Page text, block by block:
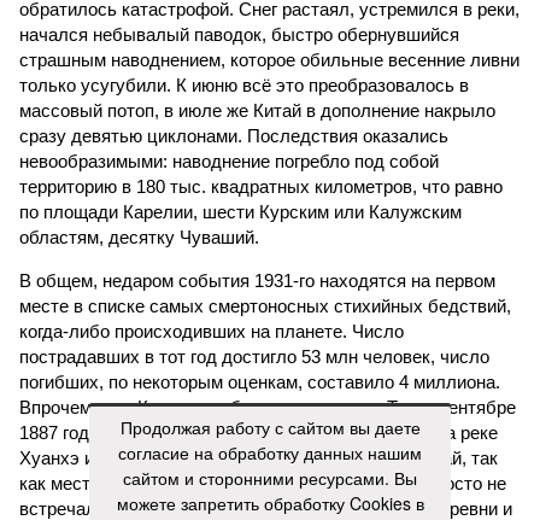
обратилось катастрофой. Снег растаял, устремился в реки,
начался небывалый паводок, быстро обернувшийся
страшным наводнением, которое обильные весенние ливни
только усугубили. К июню всё это преобразовалось в
массовый потоп, в июле же Китай в дополнение накрыло
сразу девятью циклонами. Последствия оказались
невообразимыми: наводнение погребло под собой
территорию в 180 тыс. квадратных километров, что равно
по площади Карелии, шести Курским или Калужским
областям, десятку Чуваший.
В общем, недаром события 1931-го находятся на первом
месте в списке самых смертоносных стихийных бедствий,
когда-либо происходивших на планете. Число
пострадавших в тот год достигло 53 млн человек, число
погибших, по некоторым оценкам, составило 4 миллиона.
Впрочем, для Китая подобное не в новинку. Так, в сентябре
1887 года вода прорвала многочисленные дамбы на реке
Хуанхэ и быстро залила почти весь Северный Китай, так
как местность там довольно низменная, и потоп просто не
встречал препятствий на своём пути, уничтожая деревни и
Продолжая работу с сайтом вы даете
согласие на обработку данных нашим
сайтом и сторонними ресурсами. Вы
можете запретить обработку Cookies в